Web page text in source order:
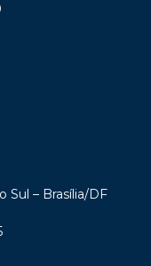
Sul – Brasília/DF